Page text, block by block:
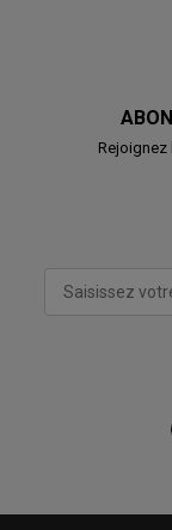
Rejoignez